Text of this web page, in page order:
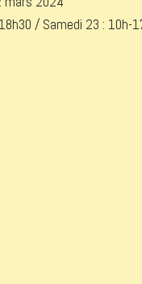
/ Samedi 23 : 10h-